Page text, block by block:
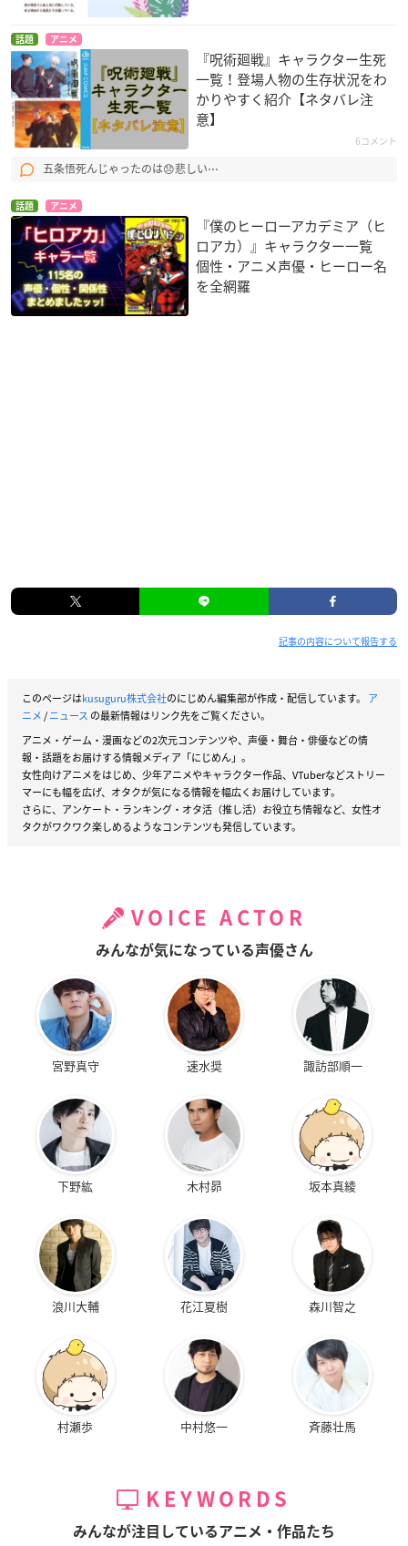
話題 アニメ
『呪術廻戦』キャラクター生死
一覧！登場人物の生存状況をわ
かりやすく紹介【ネタバレ注
意】
6コメント
五条悟死んじゃったのは😞悲しい⋯
話題 アニメ
『僕のヒーローアカデミア（ヒ
ロアカ）』キャラクター一覧
個性・アニメ声優・ヒーロー名
を全網羅
記事の内容について報告する
このページはkusuguru株式会社のにじめん編集部が作成・配信しています。 ア
ニメ/ニュース の最新情報はリンク先をご覧ください。
アニメ・ゲーム・漫画などの2次元コンテンツや、声優・舞台・俳優などの情
報・話題をお届けする情報メディア「にじめん」。
女性向けアニメをはじめ、少年アニメやキャラクター作品、VTuberなどストリー
マーにも幅を広げ、オタクが気になる情報を幅広くお届けしています。
さらに、アンケート・ランキング・オタ活（推し活）お役立ち情報など、女性オ
タクがワクワク楽しめるようなコンテンツも発信しています。
VOICE ACTOR
みんなが気になっている声優さん
宮野真守 速水奨 諏訪部順一
下野紘 木村昴 坂本真綾
浪川大輔 花江夏樹 森川智之
村瀬歩 中村悠一 斉藤壮馬
KEYWORDS
みんなが注目しているアニメ・作品たち